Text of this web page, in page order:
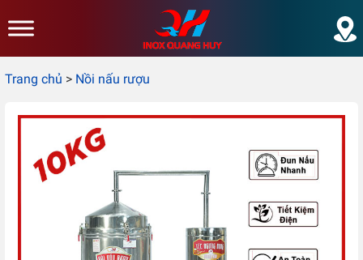
Trang chủ > Nồi nấu rượu